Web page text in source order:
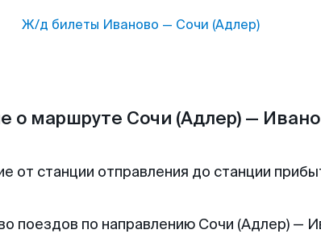
Ж/д билеты Иваново — Сочи (Адлер)
о маршруте Сочи (Адлер) —
от станции отправления до станции
поездов по направлению Сочи (Адлер) —